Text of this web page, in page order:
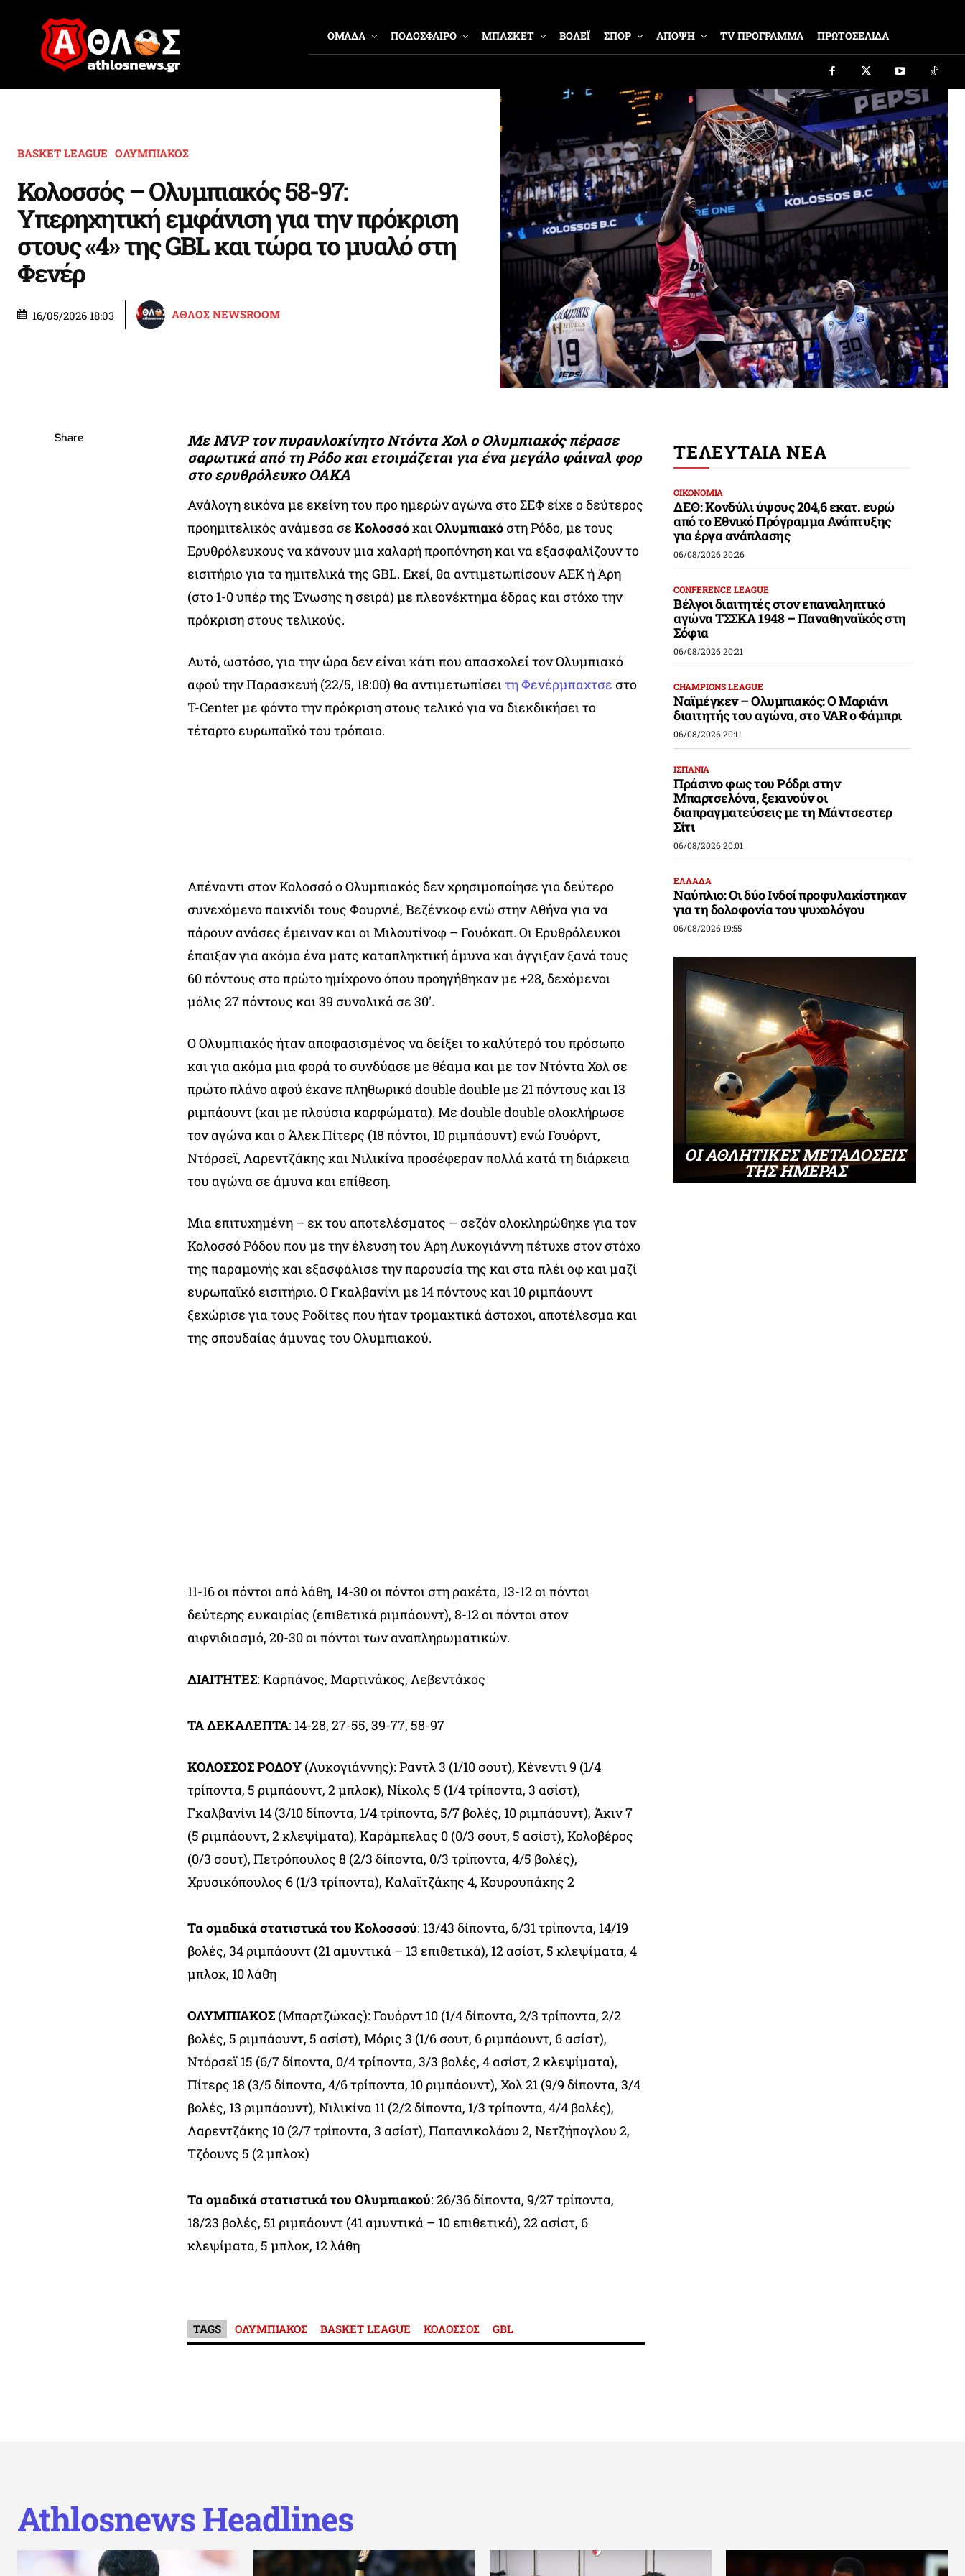
ΟΜΑΔΑ ΠΟΔΟΣΦΑΙΡΟ ΜΠΑΣΚΕΤ ΒΟΛΕΪ ΣΠΟΡ ΑΠΟΨΗ TV ΠΡΟΓΡΑΜΜΑ ΠΡΩΤΟΣΕΛΙΔΑ
BASKET LEAGUE ΟΛΥΜΠΙΑΚΟΣ
Κολοσσός – Ολυμπιακός 58-97:
Υπερηχητική εμφάνιση για την πρόκριση
στους «4» της GBL και τώρα το μυαλό στη
Φενέρ
16/05/2026 18:03 ΑΘΛΟΣ NEWSROOM
Share
Με MVP τον πυραυλοκίνητο Ντόντα Χολ ο Ολυμπιακός πέρασε
σαρωτικά από τη Ρόδο και ετοιμάζεται για ένα μεγάλο φάιναλ φορ
στο ερυθρόλευκο ΟΑΚΑ
Ανάλογη εικόνα με εκείνη του προ ημερών αγώνα στο ΣΕΦ είχε ο δεύτερος
προημιτελικός ανάμεσα σε Κολοσσόκαι Ολυμπιακό στη Ρόδο, με τους
Ερυθρόλευκους να κάνουν μια χαλαρή προπόνηση και να εξασφαλίζουν το
εισιτήριο για τα ημιτελικά της GBL. Εκεί, θα αντιμετωπίσουν ΑΕΚ ή Άρη
(στο 1-0 υπέρ της Ένωσης η σειρά) με πλεονέκτημα έδρας και στόχο την
πρόκριση στους τελικούς.
Αυτό, ωστόσο, για την ώρα δεν είναι κάτι που απασχολεί τον Ολυμπιακό
αφού την Παρασκευή (22/5, 18:00) θα αντιμετωπίσει τη Φενέρμπαχτσε στο
T-Center με φόντο την πρόκριση στους τελικό για να διεκδικήσει το
τέταρτο ευρωπαϊκό του τρόπαιο.
Απέναντι στον Κολοσσό ο Ολυμπιακός δεν χρησιμοποίησε για δεύτερο
συνεχόμενο παιχνίδι τους Φουρνιέ, Βεζένκοφ ενώ στην Αθήνα για να
πάρουν ανάσες έμειναν και οι Μιλουτίνοφ – Γουόκαπ. Οι Ερυθρόλευκοι
έπαιξαν για ακόμα ένα ματς καταπληκτική άμυνα και άγγιξαν ξανά τους
60 πόντους στο πρώτο ημίχρονο όπου προηγήθηκαν με +28, δεχόμενοι
μόλις 27 πόντους και 39 συνολικά σε 30′.
Ο Ολυμπιακός ήταν αποφασισμένος να δείξει το καλύτερό του πρόσωπο
και για ακόμα μια φορά το συνδύασε με θέαμα και με τον Ντόντα Χολ σε
πρώτο πλάνο αφού έκανε πληθωρικό double double με 21 πόντους και 13
ριμπάουντ (και με πλούσια καρφώματα). Με double double ολοκλήρωσε
τον αγώνα και ο Άλεκ Πίτερς (18 πόντοι, 10 ριμπάουντ) ενώ Γουόρντ,
Ντόρσεϊ, Λαρεντζάκης και Νιλικίνα προσέφεραν πολλά κατά τη διάρκεια
του αγώνα σε άμυνα και επίθεση.
Μια επιτυχημένη – εκ του αποτελέσματος – σεζόν ολοκληρώθηκε για τον
Κολοσσό Ρόδου που με την έλευση του Άρη Λυκογιάννη πέτυχε στον στόχο
της παραμονής και εξασφάλισε την παρουσία της και στα πλέι οφ και μαζί
ευρωπαϊκό εισιτήριο. Ο Γκαλβανίνι με 14 πόντους και 10 ριμπάουντ
ξεχώρισε για τους Ροδίτες που ήταν τρομακτικά άστοχοι, αποτέλεσμα και
της σπουδαίας άμυνας του Ολυμπιακού.
11-16 οι πόντοι από λάθη, 14-30 οι πόντοι στη ρακέτα, 13-12 οι πόντοι
δεύτερης ευκαιρίας (επιθετικά ριμπάουντ), 8-12 οι πόντοι στον
αιφνιδιασμό, 20-30 οι πόντοι των αναπληρωματικών.
ΔΙΑΙΤΗΤΕΣ: Καρπάνος, Μαρτινάκος, Λεβεντάκος
ΤΑ ΔΕΚΑΛΕΠΤΑ: 14-28, 27-55, 39-77, 58-97
ΚΟΛΟΣΣΟΣ ΡΟΔΟΥ (Λυκογιάννης): Ραντλ 3 (1/10 σουτ), Κένεντι 9 (1/4
τρίποντα, 5 ριμπάουντ, 2 μπλοκ), Νίκολς 5 (1/4 τρίποντα, 3 ασίστ),
Γκαλβανίνι 14 (3/10 δίποντα, 1/4 τρίποντα, 5/7 βολές, 10 ριμπάουντ), Άκιν 7
(5 ριμπάουντ, 2 κλεψίματα), Καράμπελας 0 (0/3 σουτ, 5 ασίστ), Κολοβέρος
(0/3 σουτ), Πετρόπουλος 8 (2/3 δίποντα, 0/3 τρίποντα, 4/5 βολές),
Χρυσικόπουλος 6 (1/3 τρίποντα), Καλαϊτζάκης 4, Κουρουπάκης 2
Τα ομαδικά στατιστικά του Κολοσσού: 13/43 δίποντα, 6/31 τρίποντα, 14/19
βολές, 34 ριμπάουντ (21 αμυντικά – 13 επιθετικά), 12 ασίστ, 5 κλεψίματα, 4
μπλοκ, 10 λάθη
ΟΛΥΜΠΙΑΚΟΣ (Μπαρτζώκας): Γουόρντ 10 (1/4 δίποντα, 2/3 τρίποντα, 2/2
βολές, 5 ριμπάουντ, 5 ασίστ), Μόρις 3 (1/6 σουτ, 6 ριμπάουντ, 6 ασίστ),
Ντόρσεϊ 15 (6/7 δίποντα, 0/4 τρίποντα, 3/3 βολές, 4 ασίστ, 2 κλεψίματα),
Πίτερς 18 (3/5 δίποντα, 4/6 τρίποντα, 10 ριμπάουντ), Χολ 21 (9/9 δίποντα, 3/4
βολές, 13 ριμπάουντ), Νιλικίνα 11 (2/2 δίποντα, 1/3 τρίποντα, 4/4 βολές),
Λαρεντζάκης 10 (2/7 τρίποντα, 3 ασίστ), Παπανικολάου 2, Νετζήπογλου 2,
Τζόουνς 5 (2 μπλοκ)
Τα ομαδικά στατιστικά του Ολυμπιακού: 26/36 δίποντα, 9/27 τρίποντα,
18/23 βολές, 51 ριμπάουντ (41 αμυντικά – 10 επιθετικά), 22 ασίστ, 6
κλεψίματα, 5 μπλοκ, 12 λάθη
TAGS ΟΛΥΜΠΙΑΚΟΣ BASKET LEAGUE ΚΟΛΟΣΣΟΣ GBL
ΤΕΛΕΥΤΑΙΑ ΝΕΑ
ΟΙΚΟΝΟΜΙΑ
ΔΕΘ: Κονδύλι ύψους 204,6 εκατ. ευρώ
από το Εθνικό Πρόγραμμα Ανάπτυξης
για έργα ανάπλασης
06/08/2026 20:26
CONFERENCE LEAGUE
Βέλγοι διαιτητές στον επαναληπτικό
αγώνα ΤΣΣΚΑ 1948 – Παναθηναϊκός στη
Σόφια
06/08/2026 20:21
CHAMPIONS LEAGUE
Ναϊμέγκεν – Ολυμπιακός: Ο Μαριάνι
διαιτητής του αγώνα, στο VAR ο Φάμπρι
06/08/2026 20:11
ΙΣΠΑΝΙΑ
Πράσινο φως του Ρόδρι στην
Μπαρτσελόνα, ξεκινούν οι
διαπραγματεύσεις με τη Μάντσεστερ
Σίτι
06/08/2026 20:01
ΕΛΛΑΔΑ
Ναύπλιο: Οι δύο Ινδοί προφυλακίστηκαν
για τη δολοφονία του ψυχολόγου
06/08/2026 19:55
ΟΙ ΑΘΛΗΤΙΚΕΣ ΜΕΤΑΔΟΣΕΙΣ
ΤΗΣ ΗΜΕΡΑΣ
Athlosnews Headlines